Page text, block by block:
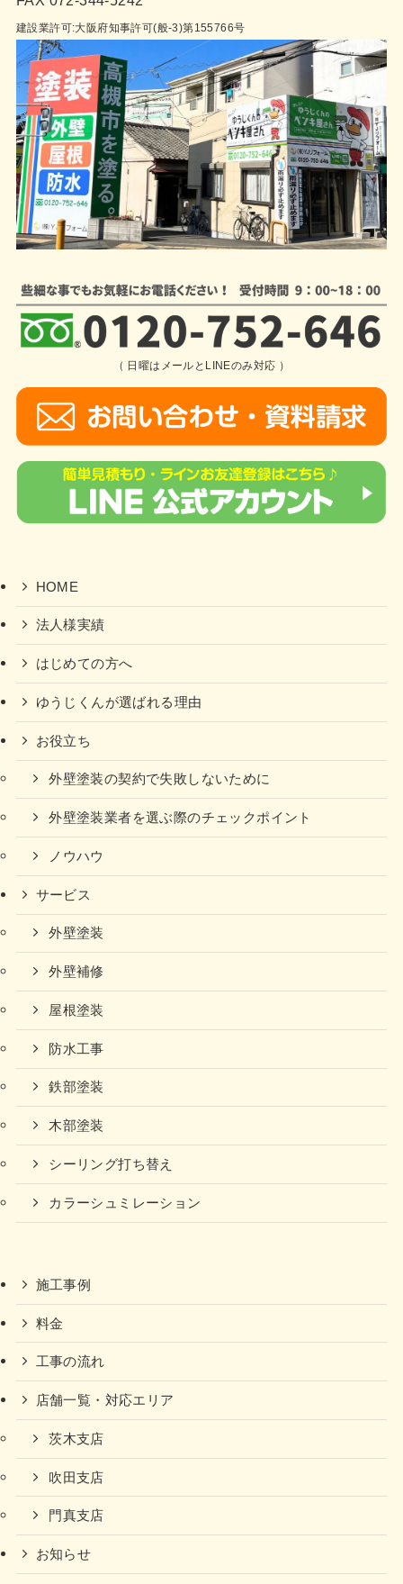
建設業許可:大阪府知事許可(般-3)第155766号
（ 日曜はメールとLINEのみ対応 ）
HOME
法人様実績
はじめての方へ
ゆうじくんが選ばれる理由
お役立ち
外壁塗装の契約で失敗しないために
外壁塗装業者を選ぶ際のチェックポイント
ノウハウ
サービス
外壁塗装
外壁補修
屋根塗装
防水工事
鉄部塗装
木部塗装
シーリング打ち替え
カラーシュミレーション
施工事例
料金
工事の流れ
店舗一覧・対応エリア
茨木支店
吹田支店
門真支店
お知らせ